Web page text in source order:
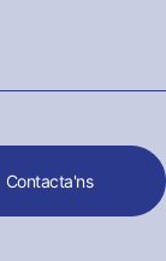
Contacta'ns